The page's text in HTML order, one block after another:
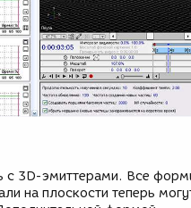
с 3D-эмиттерами. Все
на плоскости теперь